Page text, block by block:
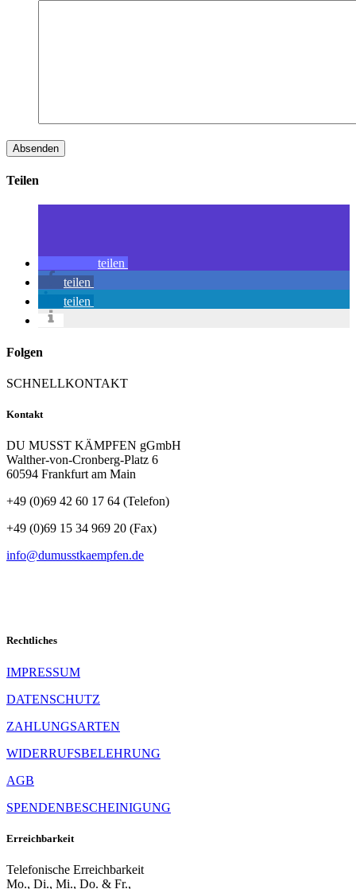
Teilen
teilen
teilen
teilen
Folgen
SCHNELLKONTAKT
Kontakt
DU MUSST KÄMPFEN gGmbH
Walther-von-Cronberg-Platz 6
60594 Frankfurt am Main
+49 (0)69 42 60 17 64 (Telefon)
+49 (0)69 15 34 969 20 (Fax)
info@dumusstkaempfen.de
Rechtliches
IMPRESSUM
DATENSCHUTZ
ZAHLUNGSARTEN
WIDERRUFSBELEHRUNG
AGB
SPENDENBESCHEINIGUNG
Erreichbarkeit
Telefonische Erreichbarkeit
Mo., Di., Mi., Do. & Fr.,